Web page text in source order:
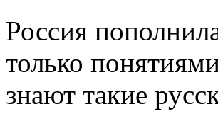
Россия
только
знают такие